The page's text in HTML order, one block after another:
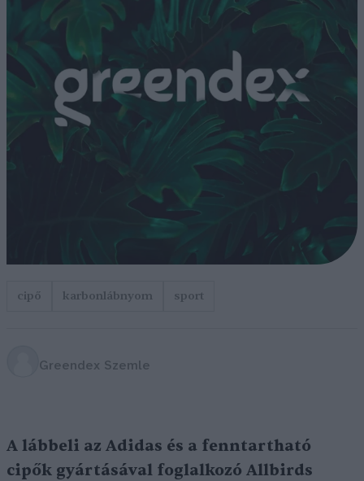
cipő karbonlábnyom sport
Greendex Szemle
A lábbeli az Adidas és a fenntartható
cipők gyártásával foglalkozó Allbirds